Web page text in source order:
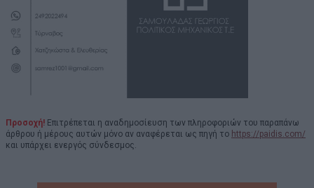
Προσοχή! Επιτρέπεται η αναδημοσίευση των πληροφοριών του παραπάνω
άρθρου ή μέρους αυτών μόνο αν αναφέρεται ως πηγή το https://paidis.com/
και υπάρχει ενεργός σύνδεσμος.